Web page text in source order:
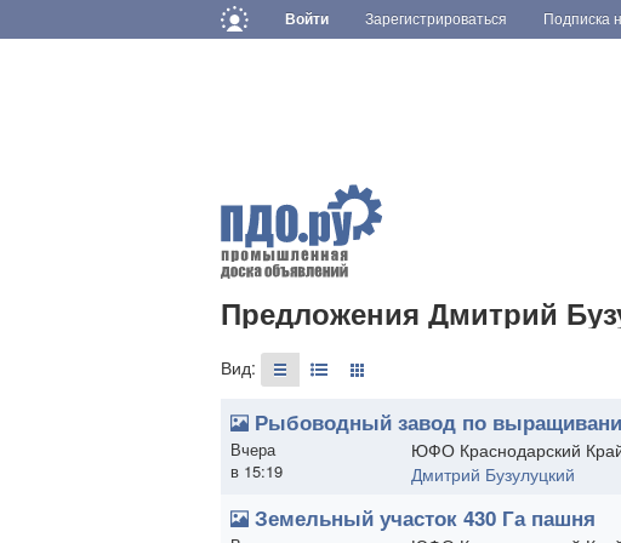
Войти Зарегистрироваться Подписка
Предложения Дмитрий
Вид:
Рыбоводный завод по
Вчера
в 15:19
ЮФО Краснодарский
Дмитрий Бузулуцкий
Земельный участок 430 Га пашня